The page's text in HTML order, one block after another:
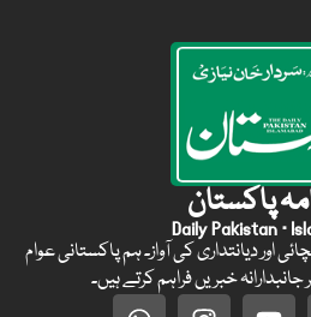
پاکستان
Daily Pakistan ·
70 سال سے سچائی اور دیانتداری کی آواز۔ ہم پاکستانی عوام
جانبدارانہ خبریں فراہم کرتے ہیں۔